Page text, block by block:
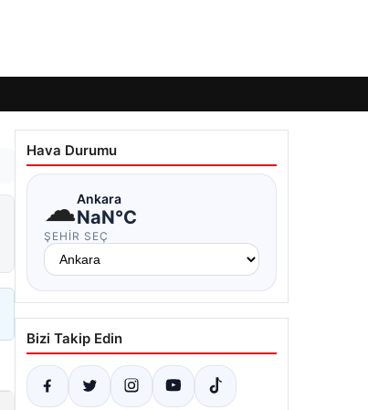
Hava Durumu
☁Ankara
NaN°C
ŞEHIR SEÇ
Bizi Takip Edin